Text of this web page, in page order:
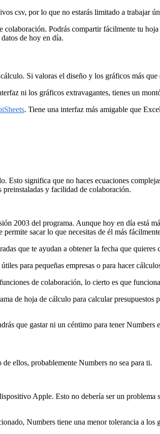
csv, por lo que no estarás limitado a trabajar
Podrás compartir fácilmente tu
de hoy en día.
Si valoras el diseño y los gráficos más
ni los gráficos extravagantes, tienes un
. Tiene una interfaz más amigable que
Esto significa que no haces ecuaciones
y facilidad de colaboración.
2003 del programa. Aunque hoy en día está
sacar lo que necesitas de él más
que te ayudan a obtener la fecha que
para pequeñas empresas o para hacer
de colaboración, lo cierto es que
de hoja de cálculo para calcular
que gastar ni un céntimo para tener Numbers
ellos, probablemente Numbers no sea para ti.
Apple. Esto no debería ser un
Numbers tiene una menor tolerancia a los